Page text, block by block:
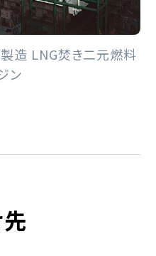
造 LNG焚き二元燃料
ン